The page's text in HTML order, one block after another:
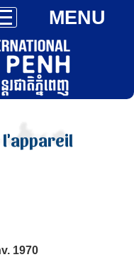
MENU
1970